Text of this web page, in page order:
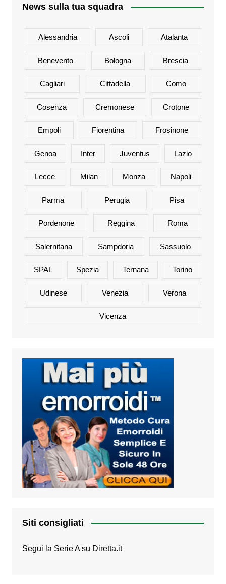
News sulla tua squadra
Alessandria Ascoli Atalanta
Benevento Bologna Brescia
Cagliari Cittadella Como
Cosenza Cremonese Crotone
Empoli Fiorentina Frosinone
Genoa Inter Juventus Lazio
Lecce Milan Monza Napoli
Parma Perugia Pisa
Pordenone Reggina Roma
Salernitana Sampdoria Sassuolo
SPAL Spezia Ternana Torino
Udinese Venezia Verona
Vicenza
Siti consigliati
Segui la Serie A su Diretta.it